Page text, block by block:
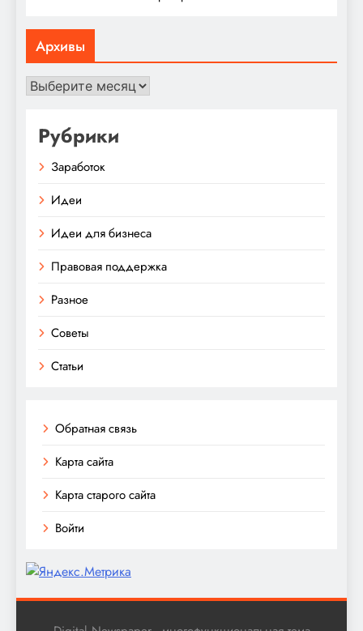
Архивы
Архивы
Рубрики
Заработок
Идеи
Идеи для бизнеса
Правовая поддержка
Разное
Советы
Статьи
Обратная связь
Карта сайта
Карта старого сайта
Войти